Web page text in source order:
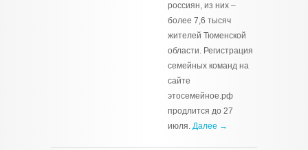
россиян, из них –
более 7,6 тысяч
жителей Тюменской
области. Регистрация
семейных команд на
сайте
этосемейное.рф
продлится до 27
июля. Далее →